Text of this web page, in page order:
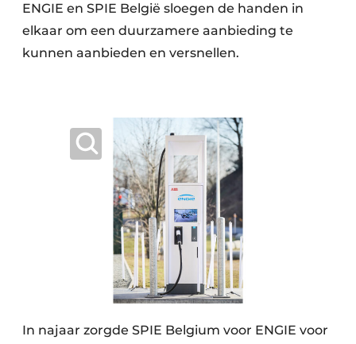
ENGIE en SPIE België sloegen de handen in
elkaar om een duurzamere aanbieding te
kunnen aanbieden en versnellen.
In najaar zorgde SPIE Belgium voor ENGIE voor